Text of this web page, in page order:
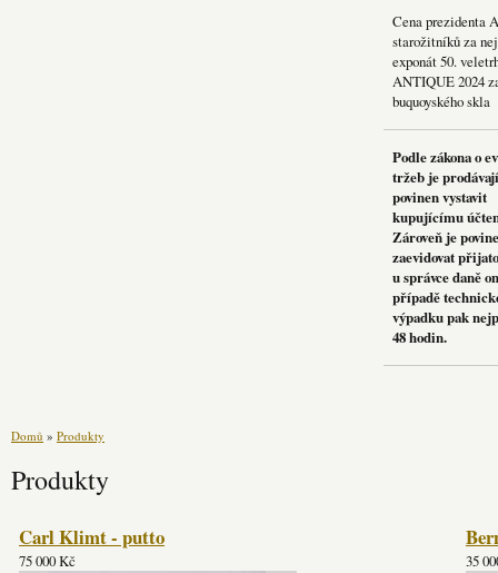
Cena prezidenta
starožitníků za
exponát 50.
ANTIQUE 2024
buquoyského skla
Podle zákona o
tržeb je
povinen vystavit
kupujícímu
Zároveň je
zaevidovat
u správce daně
případě
výpadku pak
48 hodin.
Domů » Produkty
Produkty
Carl Klimt - putto
75 000 Kč 35